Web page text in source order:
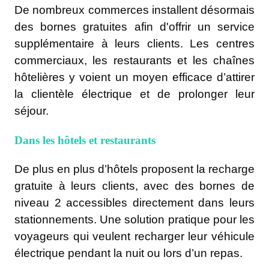
De nombreux commerces installent désormais
des bornes gratuites afin d'offrir un service
supplémentaire à leurs clients. Les centres
commerciaux, les restaurants et les chaînes
hôtelières y voient un moyen efficace d’attirer
la clientèle électrique et de prolonger leur
séjour.
Dans les hôtels et restaurants
De plus en plus d’hôtels proposent la recharge
gratuite à leurs clients, avec des bornes de
niveau 2 accessibles directement dans leurs
stationnements. Une solution pratique pour les
voyageurs qui veulent recharger leur véhicule
électrique pendant la nuit ou lors d’un repas.